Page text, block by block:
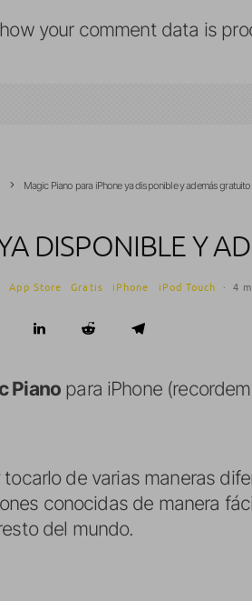
your comment data is
Magic Piano para iPhone ya disponible y además gratuito
DISPONIBLE Y
App Store Gratis iPhone iPod Touch · 4
Piano para iPhone
de varias maneras
conocidas de manera
del mundo.